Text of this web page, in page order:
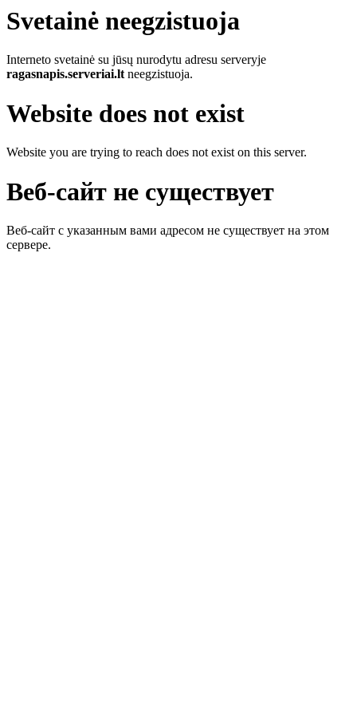
Svetainė neegzistuoja
Interneto svetainė su jūsų nurodytu adresu serveryje
ragasnapis.serveriai.ltneegzistuoja.
Website does not exist
Website you are trying to reach does not exist on this server.
Веб-сайт не существует
Веб-сайт с указанным вами адресом не существует на этом
сервере.